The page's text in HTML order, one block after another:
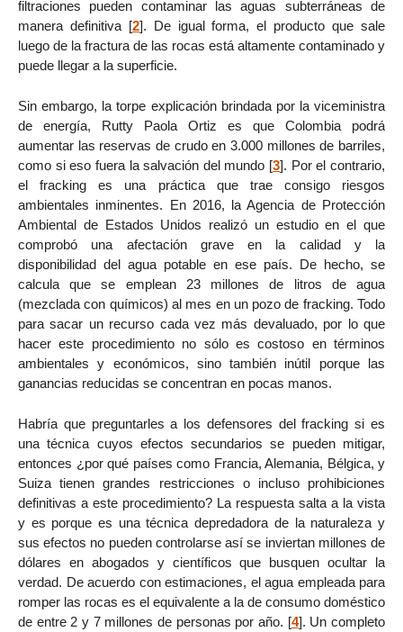
filtraciones pueden contaminar las aguas subterráneas de
manera definitiva[2]. De igual forma, el producto que sale
luego de la fractura de las rocas está altamente contaminado y
puede llegar a la superficie.
Sin embargo, la torpe explicación brindada por la viceministra
de energía, Rutty Paola Ortiz es que Colombia podrá
aumentar las reservas de crudo en 3.000 millones de barriles,
como si eso fuera la salvación del mundo [3]. Por el contrario,
el fracking es una práctica que trae consigo riesgos
ambientales inminentes. En 2016, la Agencia de Protección
Ambiental de Estados Unidos realizó un estudio en el que
comprobó una afectación grave en la calidad y la
disponibilidad del agua potable en ese país. De hecho, se
calcula que se emplean 23 millones de litros de agua
(mezclada con químicos) al mes en un pozo de fracking. Todo
para sacar un recurso cada vez más devaluado, por lo que
hacer este procedimiento no sólo es costoso en términos
ambientales y económicos, sino también inútil porque las
ganancias reducidas se concentran en pocas manos.
Habría que preguntarles a los defensores del fracking si es
una técnica cuyos efectos secundarios se pueden mitigar,
entonces ¿por qué países como Francia, Alemania, Bélgica, y
Suiza tienen grandes restricciones o incluso prohibiciones
definitivas a este procedimiento? La respuesta salta a la vista
y es porque es una técnica depredadora de la naturaleza y
sus efectos no pueden controlarse así se inviertan millones de
dólares en abogados y científicos que busquen ocultar la
verdad. De acuerdo con estimaciones, el agua empleada para
romper las rocas es el equivalente a la de consumo doméstico
de entre 2 y 7 millones de personas por año. [4]. Un completo